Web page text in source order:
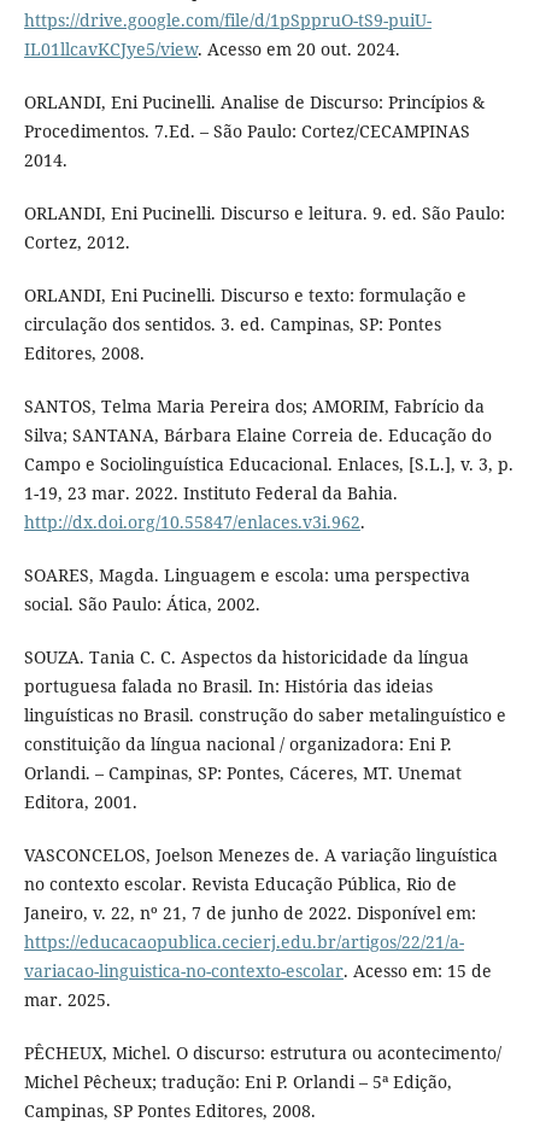
https://drive.google.com/file/d/1pSppruO-tS9-puiU-
IL01llcavKCJye5/view. Acesso em 20 out. 2024.
ORLANDI, Eni Pucinelli. Analise de Discurso: Princípios &
Procedimentos. 7.Ed. – São Paulo: Cortez/CECAMPINAS
2014.
ORLANDI, Eni Pucinelli. Discurso e leitura. 9. ed. São Paulo:
Cortez, 2012.
ORLANDI, Eni Pucinelli. Discurso e texto: formulação e
circulação dos sentidos. 3. ed. Campinas, SP: Pontes
Editores, 2008.
SANTOS, Telma Maria Pereira dos; AMORIM, Fabrício da
Silva; SANTANA, Bárbara Elaine Correia de. Educação do
Campo e Sociolinguística Educacional. Enlaces, [S.L.], v. 3, p.
1-19, 23 mar. 2022. Instituto Federal da Bahia.
http://dx.doi.org/10.55847/enlaces.v3i.962.
SOARES, Magda. Linguagem e escola: uma perspectiva
social. São Paulo: Ática, 2002.
SOUZA. Tania C. C. Aspectos da historicidade da língua
portuguesa falada no Brasil. In: História das ideias
linguísticas no Brasil. construção do saber metalinguístico e
constituição da língua nacional / organizadora: Eni P.
Orlandi. – Campinas, SP: Pontes, Cáceres, MT. Unemat
Editora, 2001.
VASCONCELOS, Joelson Menezes de. A variação linguística
no contexto escolar. Revista Educação Pública, Rio de
Janeiro, v. 22, nº 21, 7 de junho de 2022. Disponível em:
https://educacaopublica.cecierj.edu.br/artigos/22/21/a-
variacao-linguistica-no-contexto-escolar. Acesso em: 15 de
mar. 2025.
PÊCHEUX, Michel. O discurso: estrutura ou acontecimento/
Michel Pêcheux; tradução: Eni P. Orlandi – 5ª Edição,
Campinas, SP Pontes Editores, 2008.